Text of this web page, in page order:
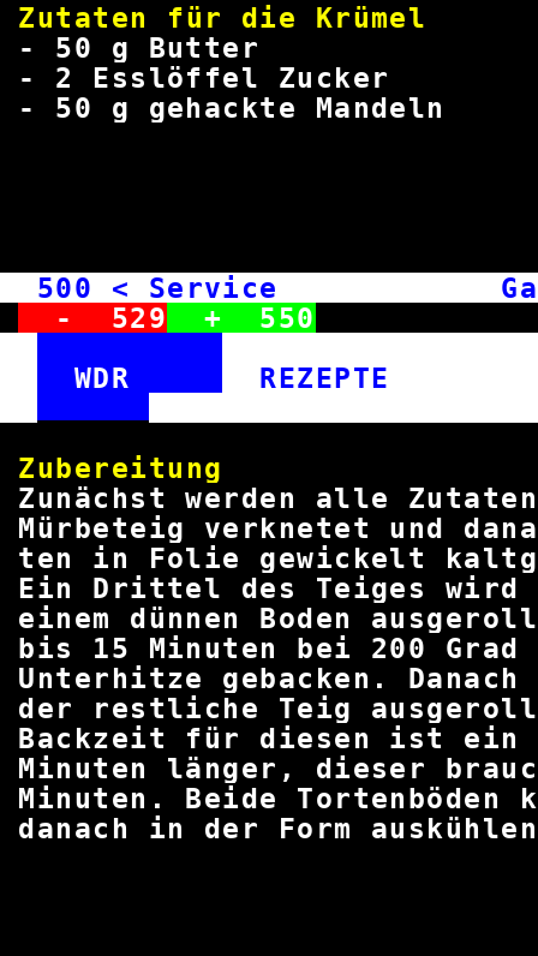
Zutaten für die
- 50 g
- 2 Esslöffel
- 50 g gehackte
500 < Service
- 529 + 550
WDR
REZEPTE
Zunächst werden alle
Mürbeteig verknetet und
ten in Folie gewickelt
Ein Drittel des Teiges
einem dünnen Boden
bis 15 Minuten bei 200
Unterhitze gebacken.
der restliche Teig
Backzeit für diesen
Minuten länger, dieser
Minuten. Beide Tortenböden
danach in der Form